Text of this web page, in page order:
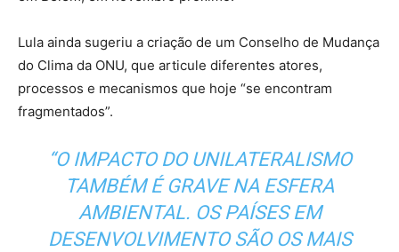
Lula ainda sugeriu a criação de um Conselho de Mudança
do Clima da ONU, que articule diferentes atores,
processos e mecanismos que hoje “se encontram
fragmentados”.
“O IMPACTO DO UNILATERALISMO
TAMBÉM É GRAVE NA ESFERA
AMBIENTAL. OS PAÍSES EM
DESENVOLVIMENTO SÃO OS MAIS